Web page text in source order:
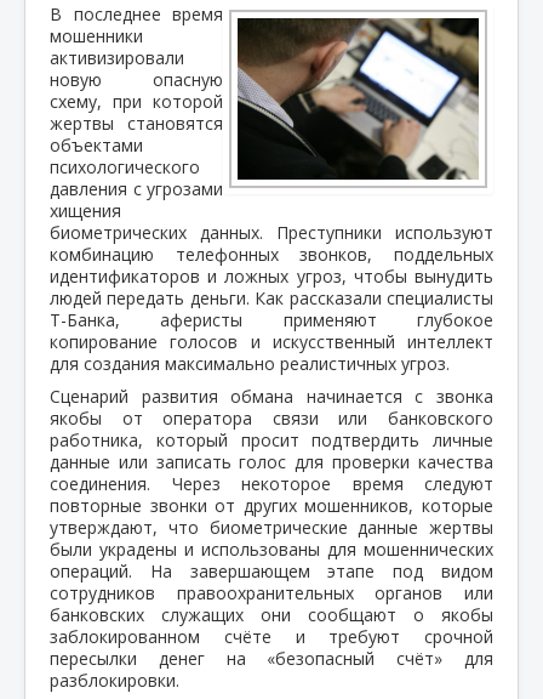
В последнее время
мошенники
активизировали
новую опасную
схему, при которой
жертвы становятся
объектами
психологического
давления с угрозами
хищения
биометрических данных. Преступники используют
комбинацию телефонных звонков, поддельных
идентификаторов и ложных угроз, чтобы вынудить
людей передать деньги. Как рассказали специалисты
Т-Банка, аферисты применяют глубокое
копирование голосов и искусственный интеллект
для создания максимально реалистичных угроз.
Сценарий развития обмана начинается с звонка
якобы от оператора связи или банковского
работника, который просит подтвердить личные
данные или записать голос для проверки качества
соединения. Через некоторое время следуют
повторные звонки от других мошенников, которые
утверждают, что биометрические данные жертвы
были украдены и использованы для мошеннических
операций. На завершающем этапе под видом
сотрудников правоохранительных органов или
банковских служащих они сообщают о якобы
заблокированном счёте и требуют срочной
пересылки денег на «безопасный счёт» для
разблокировки.